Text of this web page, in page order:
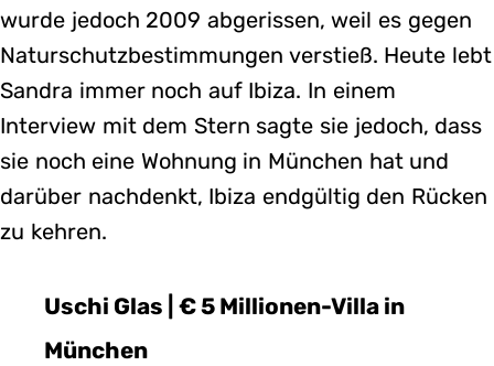
wurde jedoch 2009 abgerissen, weil es gegen
Naturschutzbestimmungen verstieß. Heute lebt
Sandra immer noch auf Ibiza. In einem
Interview mit dem Stern sagte sie jedoch, dass
sie noch eine Wohnung in München hat und
darüber nachdenkt, Ibiza endgültig den Rücken
zu kehren.
Uschi Glas | € 5 Millionen-Villa in
München